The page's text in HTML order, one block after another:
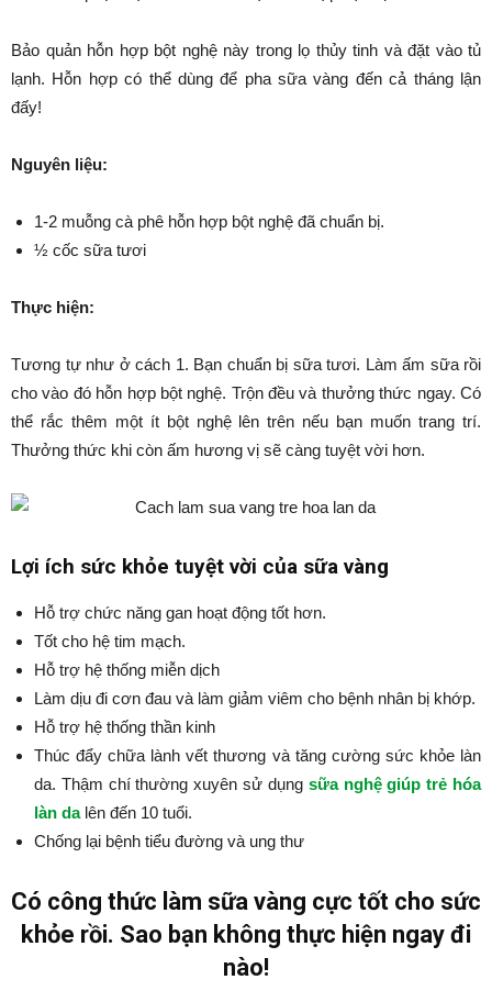
Bảo quản hỗn hợp bột nghệ này trong lọ thủy tinh và đặt vào tủ
lạnh. Hỗn hợp có thể dùng để pha sữa vàng đến cả tháng lận
đấy!
Nguyên liệu:
1-2 muỗng cà phê hỗn hợp bột nghệ đã chuẩn bị.
½ cốc sữa tươi
Thực hiện:
Tương tự như ở cách 1. Bạn chuẩn bị sữa tươi. Làm ấm sữa rồi
cho vào đó hỗn hợp bột nghệ. Trộn đều và thưởng thức ngay. Có
thể rắc thêm một ít bột nghệ lên trên nếu bạn muốn trang trí.
Thưởng thức khi còn ấm hương vị sẽ càng tuyệt vời hơn.
Lợi ích sức khỏe tuyệt vời của sữa vàng
Hỗ trợ chức năng gan hoạt động tốt hơn.
Tốt cho hệ tim mạch.
Hỗ trợ hệ thống miễn dịch
Làm dịu đi cơn đau và làm giảm viêm cho bệnh nhân bị khớp.
Hỗ trợ hệ thống thần kinh
Thúc đẩy chữa lành vết thương và tăng cường sức khỏe làn
da. Thậm chí thường xuyên sử dụng sữa nghệ giúp trẻ hóa
làn da lên đến 10 tuổi.
Chống lại bệnh tiểu đường và ung thư
Có công thức làm sữa vàng cực tốt cho sức
khỏe rồi. Sao bạn không thực hiện ngay đi
nào!